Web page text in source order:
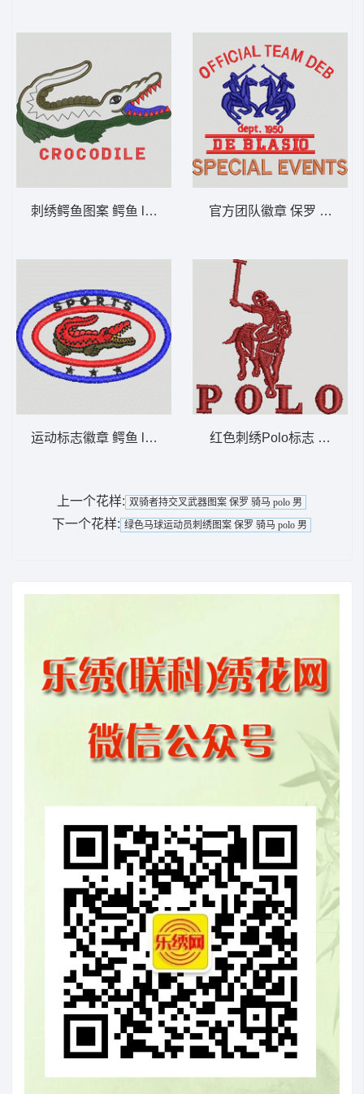
刺绣鳄鱼图案 鳄鱼 lacoste 男
运动标志徽章 鳄鱼 lacoste 男
官方团队徽章 保罗 骑马
红色刺绣Polo标志 保罗 骑
上一个花样: 双骑者持交叉武器图案 保罗 骑马 polo 男
下一个花样: 绿色马球运动员刺绣图案 保罗 骑马 polo 男